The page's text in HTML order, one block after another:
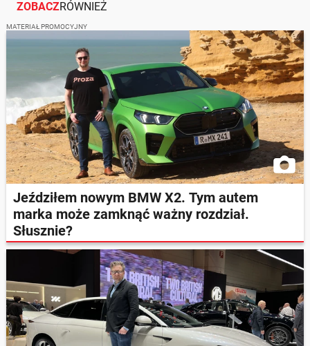
ZOBACZRÓWNIEŻ
MATERIAŁ PROMOCYJNY
Jeździłem nowym BMW X2. Tym autem
marka może zamknąć ważny rozdział.
Słusznie?